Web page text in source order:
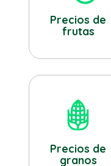
Precios de
frutas
Precios de
granos